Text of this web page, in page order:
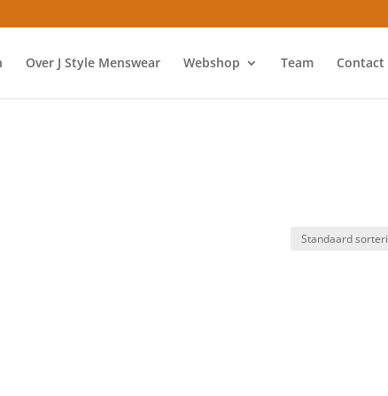
Over J Style Menswear Webshop Team Contact